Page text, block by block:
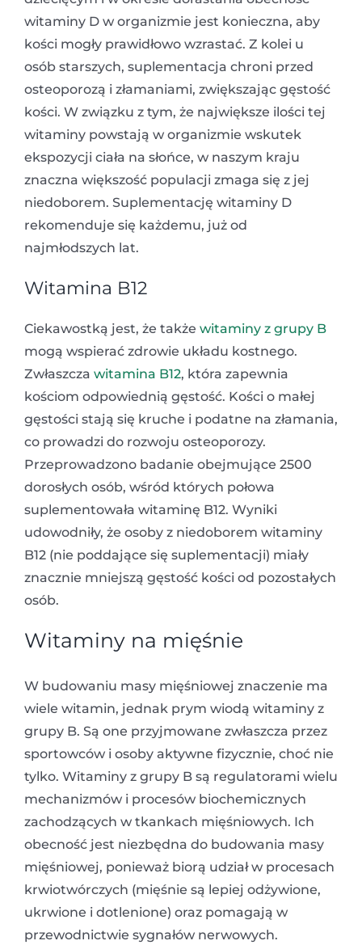
witaminy D w organizmie jest konieczna, aby
kości mogły prawidłowo wzrastać. Z kolei u
osób starszych, suplementacja chroni przed
osteoporozą i złamaniami, zwiększając gęstość
kości. W związku z tym, że największe ilości tej
witaminy powstają w organizmie wskutek
ekspozycji ciała na słońce, w naszym kraju
znaczna większość populacji zmaga się z jej
niedoborem. Suplementację witaminy D
rekomenduje się każdemu, już od
najmłodszych lat.
Witamina B12
Ciekawostką jest, że także witaminy z grupy B
mogą wspierać zdrowie układu kostnego.
Zwłaszcza witamina B12, która zapewnia
kościom odpowiednią gęstość. Kości o małej
gęstości stają się kruche i podatne na złamania,
co prowadzi do rozwoju osteoporozy.
Przeprowadzono badanie obejmujące 2500
dorosłych osób, wśród których połowa
suplementowała witaminę B12. Wyniki
udowodniły, że osoby z niedoborem witaminy
B12 (nie poddające się suplementacji) miały
znacznie mniejszą gęstość kości od pozostałych
osób.
Witaminy na mięśnie
W budowaniu masy mięśniowej znaczenie ma
wiele witamin, jednak prym wiodą witaminy z
grupy B. Są one przyjmowane zwłaszcza przez
sportowców i osoby aktywne fizycznie, choć nie
tylko. Witaminy z grupy B są regulatorami wielu
mechanizmów i procesów biochemicznych
zachodzących w tkankach mięśniowych. Ich
obecność jest niezbędna do budowania masy
mięśniowej, ponieważ biorą udział w procesach
krwiotwórczych (mięśnie są lepiej odżywione,
ukrwione i dotlenione) oraz pomagają w
przewodnictwie sygnałów nerwowych.